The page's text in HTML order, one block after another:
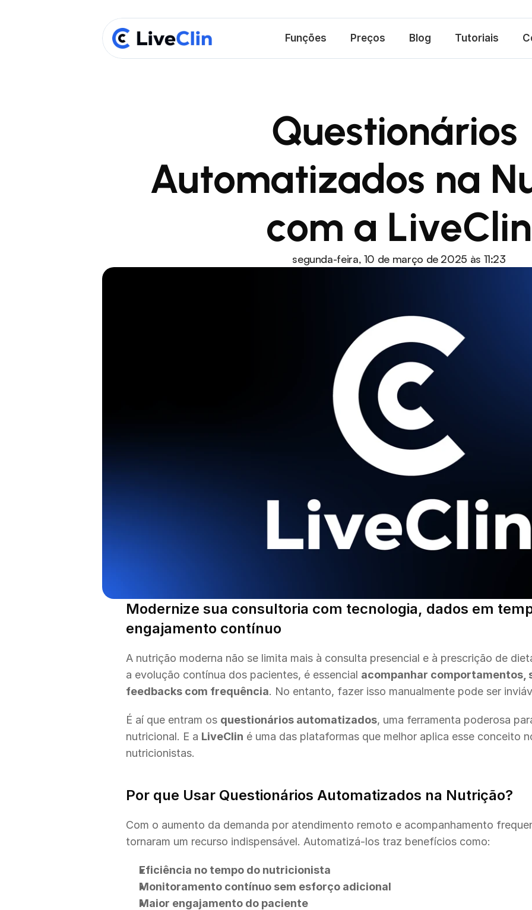
Funções Preços Blog Tutoriais
Questionários
Automatizados na
com a LiveClin
segunda-feira, 10 de março de 2025 às 11:23
Modernize sua consultoria com tecnologia, dados em
engajamento contínuo
A nutrição moderna não se limita mais à consulta presencial e à prescrição de
a evolução contínua dos pacientes, é essencial acompanhar comportamentos,
feedbacks com frequência. No entanto, fazer isso manualmente pode ser
É aí que entram os questionários automatizados, uma ferramenta poderosa
nutricional. E a LiveClin é uma das plataformas que melhor aplica esse conceito
nutricionistas.
Por que Usar Questionários Automatizados na Nutrição?
Com o aumento da demanda por atendimento remoto e acompanhamento
tornaram um recurso indispensável. Automatizá-los traz benefícios como:
Eficiência no tempo do nutricionista
Monitoramento contínuo sem esforço adicional
Maior engajamento do paciente